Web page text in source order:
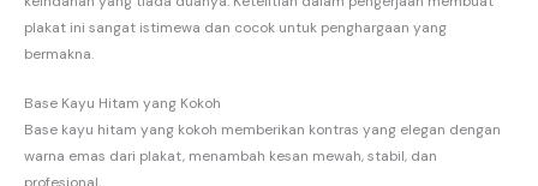
plakat ini sangat istimewa dan cocok untuk penghargaan yang
bermakna.
Base Kayu Hitam yang Kokoh
Base kayu hitam yang kokoh memberikan kontras yang elegan dengan
warna emas dari plakat, menambah kesan mewah, stabil, dan